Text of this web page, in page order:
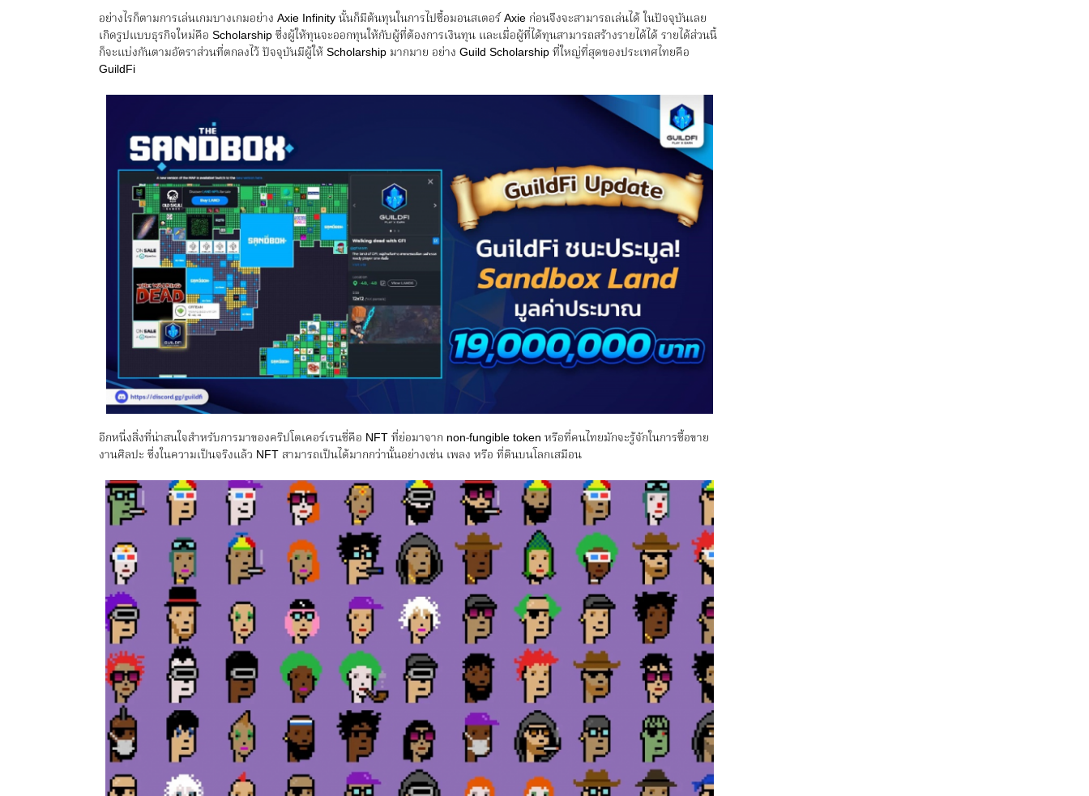
อย่างไรก็ตามการเล่นเกมบางเกมอย่าง Axie Infinity นั้นก็มีต้นทุนในการไปซื้อมอนสเตอร์ Axie ก่อนจึงจะสามารถเล่นได้ ในปัจจุบันเลย
เกิดรูปแบบธุรกิจใหม่คือ Scholarship ซึ่งผู้ให้ทุนจะออกทุนให้กับผู้ที่ต้องการเงินทุน และเมื่อผู้ที่ได้ทุนสามารถสร้างรายได้ได้ รายได้ส่วนนี้
ก็จะแบ่งกันตามอัตราส่วนที่ตกลงไว้ ปัจจุบันมีผู้ให้ Scholarship มากมาย อย่าง Guild Scholarship ที่ใหญ่ที่สุดของประเทศไทยคือ
GuildFi
อีกหนึ่งสิ่งที่น่าสนใจสำหรับการมาของคริปโตเคอร์เรนซี่คือ NFT ที่ย่อมาจาก non-fungible token หรือที่คนไทยมักจะรู้จักในการซื้อขาย
งานศิลปะ ซึ่งในความเป็นจริงแล้ว NFT สามารถเป็นได้มากกว่านั้นอย่างเช่น เพลง หรือ ที่ดินบนโลกเสมือน